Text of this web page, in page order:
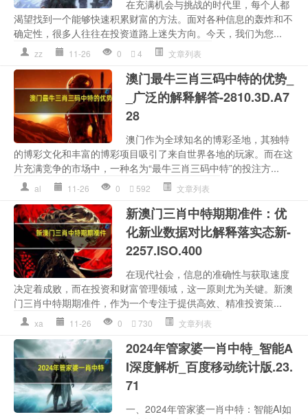
在充满机会与挑战的时代里，每个人都
渴望找到一个能够快速积累财富的方法。面对各种信息的轰炸和不
确定性，很多人往往在投资道路上迷失方向。今天，我们为您...
zz 11-26 0 4 文章列表
澳门最牛三肖三码中特的优势_
_广泛的解释解答-2810.3D.A7
28
澳门作为全球知名的博彩圣地，其独特
的博彩文化和丰富的博彩项目吸引了来自世界各地的玩家。而在这
片充满竞争的市场中，一种名为“最牛三肖三码中特”的投注方...
al 11-26 0 592 文章列表
新澳门三肖中特期期准件：优
化新业数据对比解释落实态新-
2257.ISO.400
在现代社会，信息的准确性与获取速度
决定着成败，而在投资和财富管理领域，这一原则尤为关键。新澳
门三肖中特期期准件，作为一个专注于提供高效、精准投资策...
xa 11-26 0 730 文章列表
2024年管家婆一肖中特_智能A
I深度解析_百度移动统计版.23.
71
一、2024年管家婆一肖中特：智能AI如